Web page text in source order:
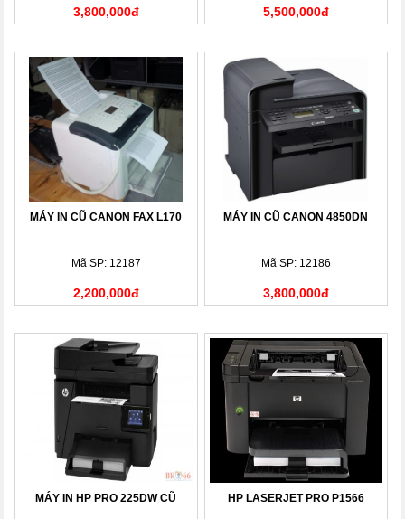
3,800,000đ 5,500,000đ
MÁY IN CŨ CANON FAX L170
Mã SP: 12187
2,200,000đ
MÁY IN CŨ CANON 4850DN
Mã SP: 12186
3,800,000đ
MÁY IN HP PRO 225DW CŨ HP LASERJET PRO P1566